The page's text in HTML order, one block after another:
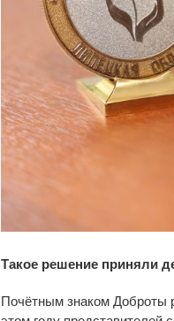
Такое решение приняли
Почётным знаком Доброты